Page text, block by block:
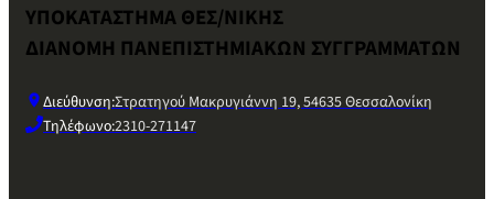
ΥΠΟΚΑΤΑΣΤΗΜΑ ΘΕΣ/ΝΙΚΗΣ
ΔΙΑΝΟΜΗ ΠΑΝΕΠΙΣΤΗΜΙΑΚΩΝ ΣΥΓΓΡΑΜΜΑΤΩΝ
Διεύθυνση:Στρατηγού Μακρυγιάννη 19, 54635 Θεσσαλονίκη
Τηλέφωνο:2310-271147